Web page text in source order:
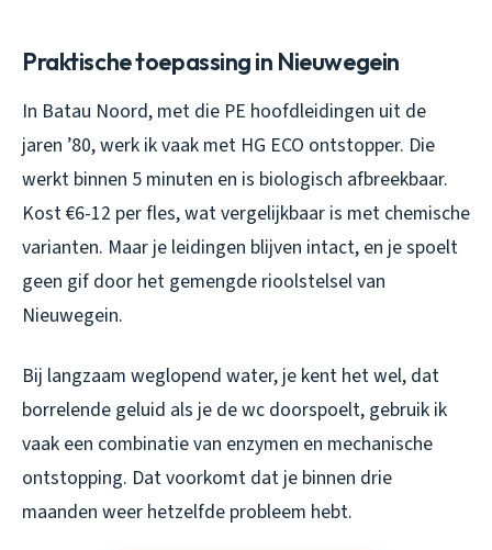
Praktische toepassing in Nieuwegein
In Batau Noord, met die PE hoofdleidingen uit de
jaren ’80, werk ik vaak met HG ECO ontstopper. Die
werkt binnen 5 minuten en is biologisch afbreekbaar.
Kost €6-12 per fles, wat vergelijkbaar is met chemische
varianten. Maar je leidingen blijven intact, en je spoelt
geen gif door het gemengde rioolstelsel van
Nieuwegein.
Bij langzaam weglopend water, je kent het wel, dat
borrelende geluid als je de wc doorspoelt, gebruik ik
vaak een combinatie van enzymen en mechanische
ontstopping. Dat voorkomt dat je binnen drie
maanden weer hetzelfde probleem hebt.